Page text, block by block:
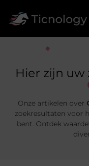
Hier zijn
Onze artikelen over
zoekresultaten voor
bent. Ontdek